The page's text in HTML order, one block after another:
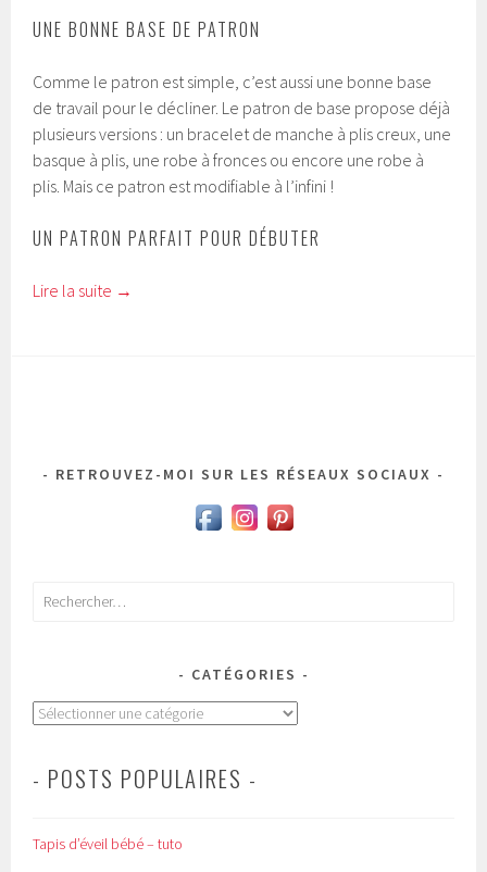
UNE BONNE BASE DE PATRON
Comme le patron est simple, c’est aussi une bonne base
de travail pour le décliner. Le patron de base propose déjà
plusieurs versions : un bracelet de manche à plis creux, une
basque à plis, une robe à fronces ou encore une robe à
plis. Mais ce patron est modifiable à l’infini !
UN PATRON PARFAIT POUR DÉBUTER
Lire la suite →
RETROUVEZ-MOI SUR LES RÉSEAUX SOCIAUX
Rechercher :
CATÉGORIES
Catégories
- POSTS POPULAIRES -
Tapis d’éveil bébé – tuto